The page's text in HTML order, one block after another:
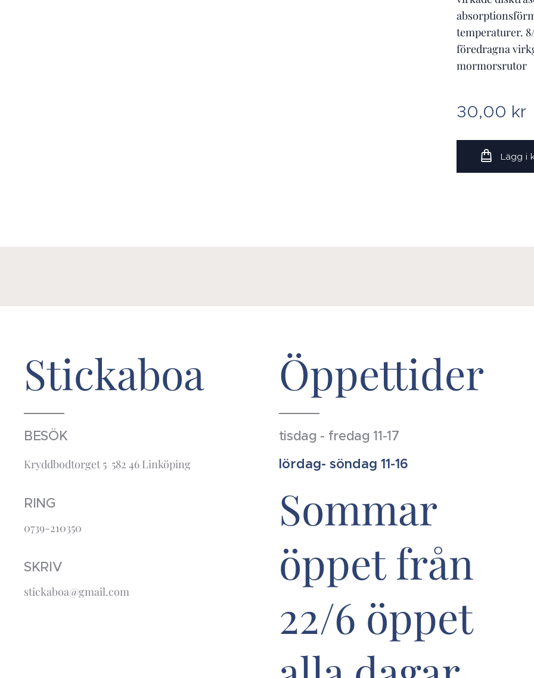
temperaturer.
föredragna
mormorsrutor
30,00 kr
Lägg i
Stickaboa
BESÖK
Kryddbodtorget 5 582 46 Linköping
RING
0739-210350
SKRIV
stickaboa@gmail.com
Öppettider
tisdag - fredag 11-17
lördag- söndag 11-16
Sommar
öppet från
22/6 öppet